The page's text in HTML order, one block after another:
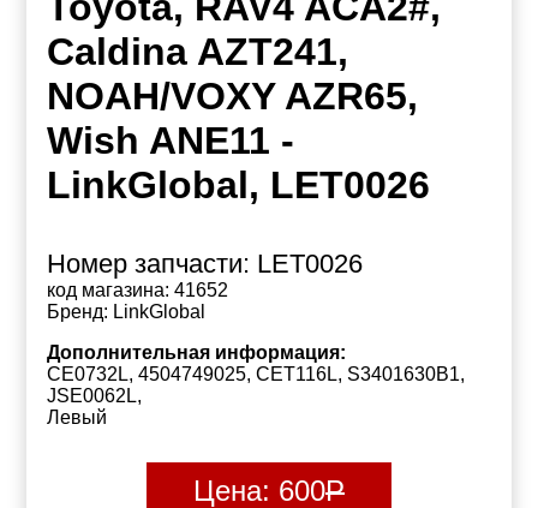
Caldina AZT241,
NOAH/VOXY AZR65,
Wish ANE11 -
LinkGlobal, LET0026
Номер запчасти: LET0026
код магазина: 41652
Бренд: LinkGlobal
Дополнительная информация:
CE0732L, 4504749025, CET116L, S3401630B1,
JSE0062L,
Левый
Цена: 600Р